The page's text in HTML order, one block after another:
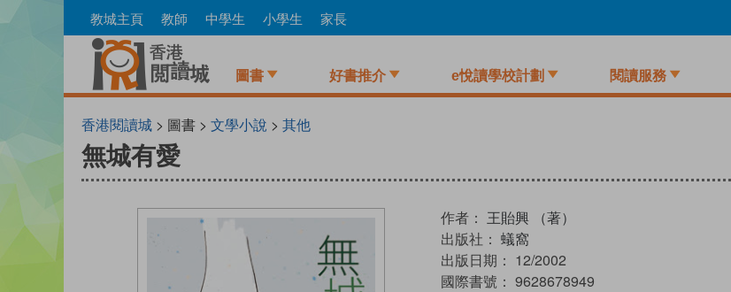
to
教城主頁 教師 中學生 小學生 家長
圖書 好書推介 e悅讀學校計劃 閱讀服務
香港閱讀城 > 圖書 > 文學小說 > 其他
無城有愛
作者： 王貽興 （著）
出版社： 蟻窩
出版日期： 12/2002
國際書號： 9628678949